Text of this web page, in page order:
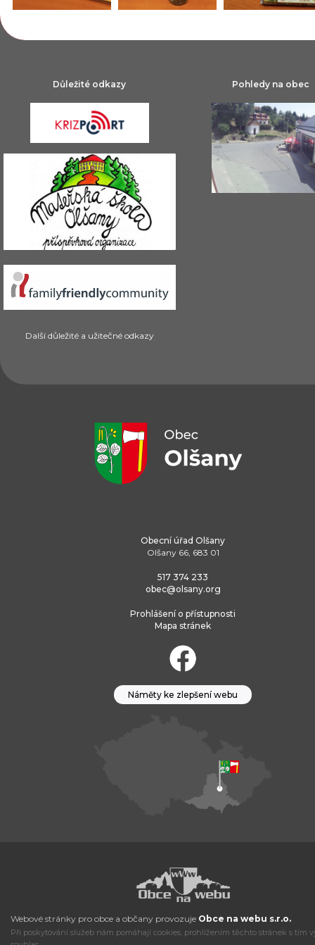
Důležité odkazy
Další důležité a užitečné odkazy
Pohledy na obec
Obecní úřad Olšany
Olšany 66, 683 01
517 374 233
obec@olsany.org
Prohlášení o přístupnosti
Mapa stránek
Náměty ke zlepšení webu
Webové stránky pro obce a občany provozuje Obce na webu s.r.o.
Při poskytování služeb nám pomáhají cookies, prohlížením těchto stránek s tím